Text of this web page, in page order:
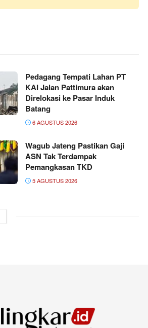
Pedagang Tempati Lahan PT
KAI Jalan Pattimura akan
Direlokasi ke Pasar Induk
Batang
6 AGUSTUS 2026
Wagub Jateng Pastikan Gaji
ASN Tak Terdampak
Pemangkasan TKD
5 AGUSTUS 2026